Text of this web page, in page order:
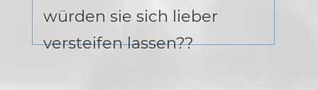
würden sie sich lieber
versteifen lassen??